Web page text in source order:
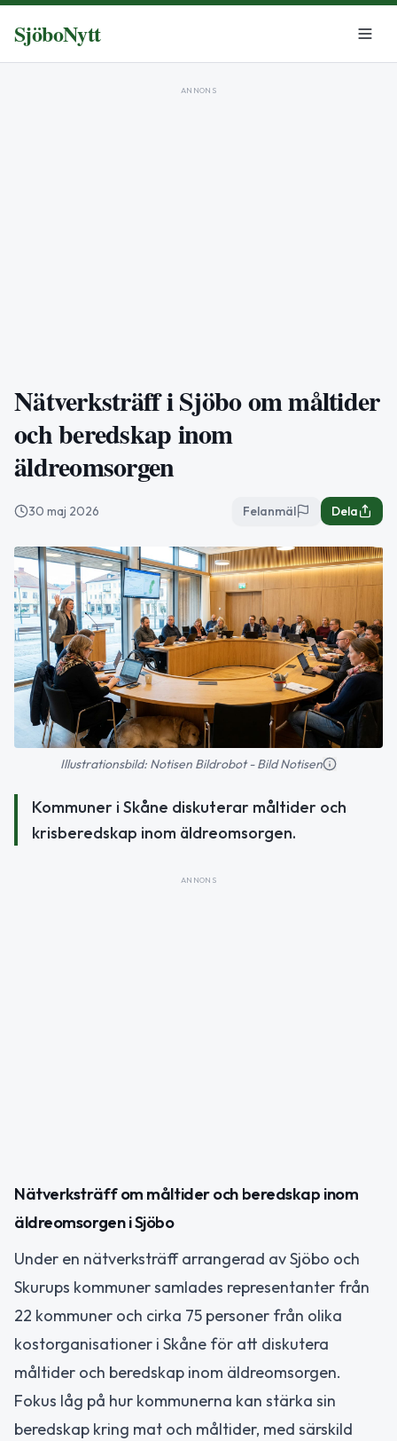
SjöboNytt
ANNONS
Nätverksträff i Sjöbo om måltider
och beredskap inom
äldreomsorgen
30 maj 2026 Felanmäl Dela
Illustrationsbild: Notisen Bildrobot - Bild Notisen
Kommuner i Skåne diskuterar måltider och
krisberedskap inom äldreomsorgen.
ANNONS
Nätverksträff om måltider och beredskap inom
äldreomsorgen i Sjöbo
Under en nätverksträff arrangerad av Sjöbo och
Skurups kommuner samlades representanter från
22 kommuner och cirka 75 personer från olika
kostorganisationer i Skåne för att diskutera
måltider och beredskap inom äldreomsorgen.
Fokus låg på hur kommunerna kan stärka sin
beredskap kring mat och måltider, med särskild